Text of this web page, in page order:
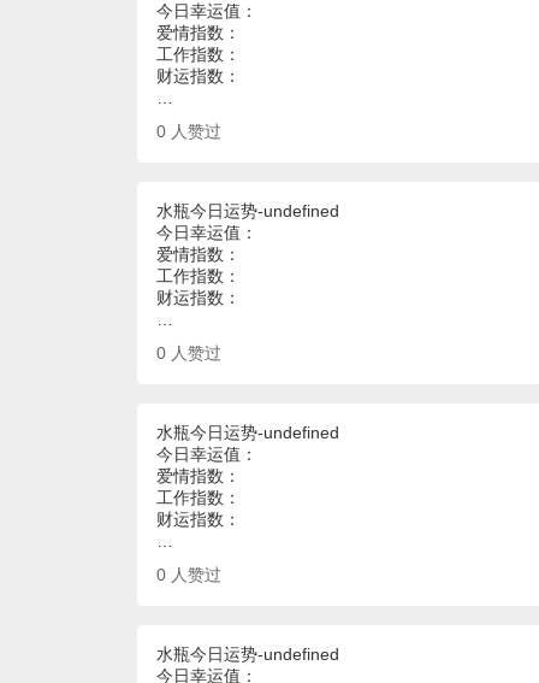
今日幸运值：
爱情指数：
工作指数：
财运指数：
0 人赞过
水瓶今日运势-undefined
今日幸运值：
爱情指数：
工作指数：
财运指数：
0 人赞过
水瓶今日运势-undefined
今日幸运值：
爱情指数：
工作指数：
财运指数：
0 人赞过
水瓶今日运势-undefined
今日幸运值：